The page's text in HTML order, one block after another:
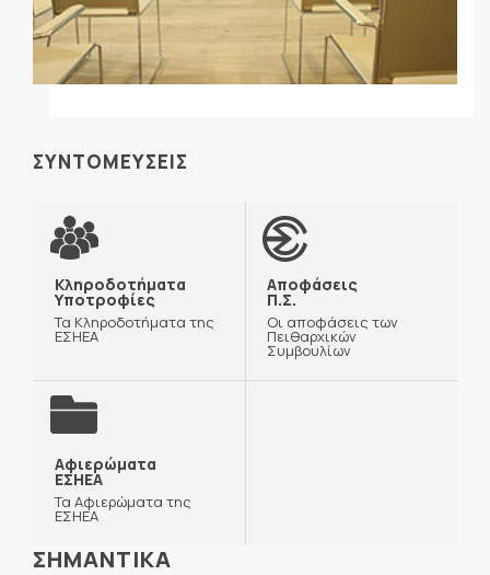
ΣΥΝΤΟΜΕΥΣΕΙΣ
Κληροδοτήματα
Υποτροφίες
Τα Κληροδοτήματα της
ΕΣΗΕΑ
Αποφάσεις
Π.Σ.
Οι αποφάσεις των
Πειθαρχικών
Συμβουλίων
Αφιερώματα
ΕΣΗΕΑ
Τα Αφιερώματα της
ΕΣΗΕΑ
ΣΗΜΑΝΤΙΚΑ